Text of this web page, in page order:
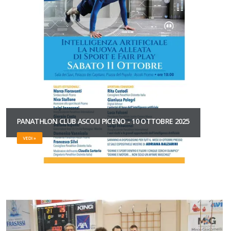
PANATHLON CLUB ASCOLI PICENO - 10 OTTOBRE 2025
VEDI »